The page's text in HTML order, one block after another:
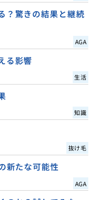
？驚きの結果と継続
AGA
る影響
生活
知識
抜け毛
新たな可能性
AGA